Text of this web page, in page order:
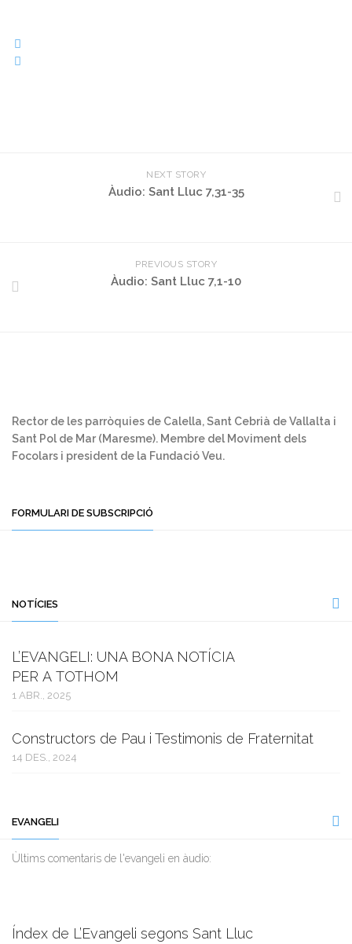
NEXT STORY
Àudio: Sant Lluc 7,31-35
PREVIOUS STORY
Àudio: Sant Lluc 7,1-10
Rector de les parròquies de Calella, Sant Cebrià de Vallalta i
Sant Pol de Mar (Maresme). Membre del Moviment dels
Focolars i president de la Fundació Veu.
FORMULARI DE SUBSCRIPCIÓ
NOTÍCIES
L’EVANGELI: UNA BONA NOTÍCIA
PER A TOTHOM
1 ABR., 2025
Constructors de Pau i Testimonis de Fraternitat
14 DES., 2024
EVANGELI
Ùltims comentaris de l'evangeli en àudio:
Índex de L’Evangeli segons Sant Lluc